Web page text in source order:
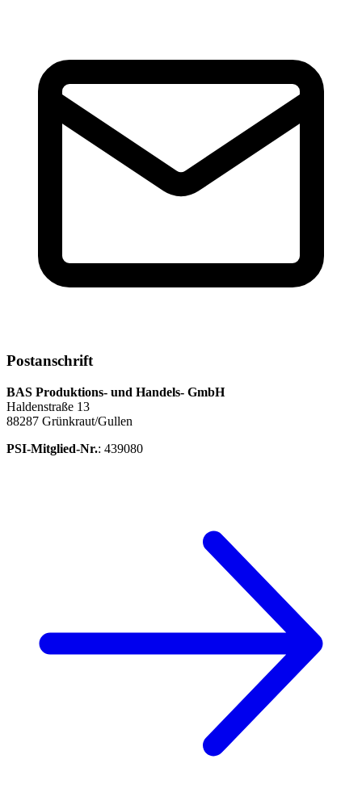
Postanschrift
BAS Produktions- und Handels- GmbH
Haldenstraße 13
88287 Grünkraut/Gullen
PSI-Mitglied-Nr.: 439080